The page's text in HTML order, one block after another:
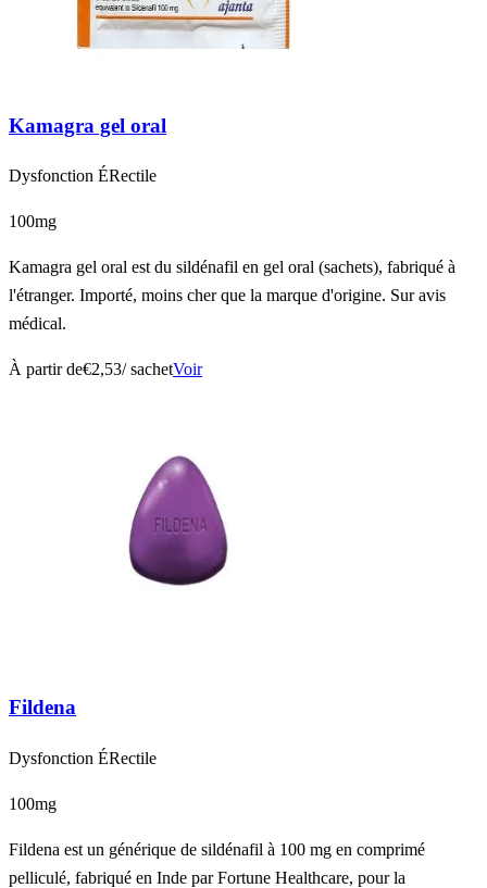
Kamagra gel oral
Dysfonction ÉRectile
100mg
Kamagra gel oral est du sildénafil en gel oral (sachets), fabriqué à
l'étranger. Importé, moins cher que la marque d'origine. Sur avis
médical.
À partir de€2,53/ sachetVoir
Fildena
Dysfonction ÉRectile
100mg
Fildena est un générique de sildénafil à 100 mg en comprimé
pelliculé, fabriqué en Inde par Fortune Healthcare, pour la